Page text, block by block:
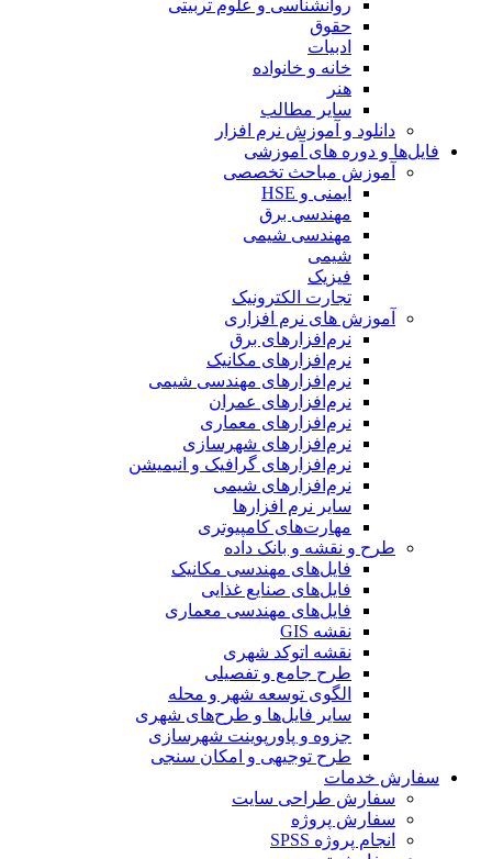
روانشناسی و علوم تربیتی
حقوق
ادبیات
خانه و خانواده
هنر
سایر مطالب
دانلود و آموزش نرم افزار
فایل‌ها و دوره های آموزشی
آموزش مباحث تخصصی
ایمنی و HSE
مهندسی برق
مهندسی شیمی
شیمی
فیزیک
تجارت الکترونیک
آموزش های نرم افزاری
نرم‌افزارهای برق
نرم‌افزارهای مکانیک
نرم‌افزارهای مهندسی شیمی
نرم‌افزارهای عمران
نرم‌افزارهای معماری
نرم‌افزارهای شهرسازی
نرم‌افزارهای گرافیک و انیمیشن
نرم‌افزارهای شیمی
سایر نرم افزارها
مهارت‌های کامپیوتری
طرح و نقشه و بانک داده
فایل‌های مهندسی مکانیک
فایل‌های صنایع غذایی
فایل‌های مهندسی معماری
نقشه GIS
نقشه اتوکد شهری
طرح جامع و تفصیلی
الگوی توسعه شهر و محله
سایر فایل‌ها و طرح‌های شهری
جزوه و پاورپوینت شهرسازی
طرح توجیهی و امکان سنجی
سفارش خدمات
سفارش طراحی سایت
سفارش پروژه
انجام پروژه SPSS